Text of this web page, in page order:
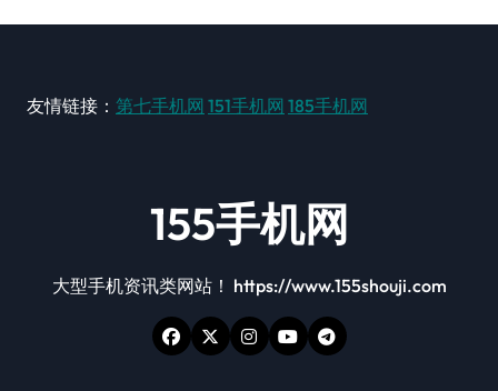
友情链接： 第七手机网 151手机网 185手机网
155手机网
大型手机资讯类网站！ https://www.155shouji.com